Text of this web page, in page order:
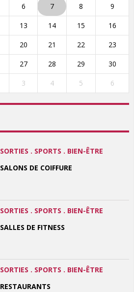
6 7 8 9
13 14 15 16
20 21 22 23
27 28 29 30
3 4 5 6
SORTIES . SPORTS . BIEN-ÊTRE
SALONS DE COIFFURE
SORTIES . SPORTS . BIEN-ÊTRE
SALLES DE FITNESS
SORTIES . SPORTS . BIEN-ÊTRE
RESTAURANTS